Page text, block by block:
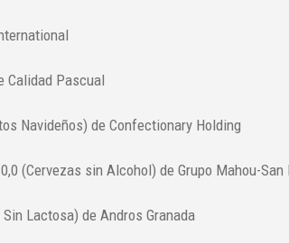
Calidad Pascual
Navideños) de Confectionary Holding
(Cervezas sin Alcohol) de Grupo Mahou-San
Lactosa) de Andros Granada